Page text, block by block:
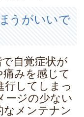
うがいいで
自覚症状が
みを感じて
行してしまっ
ージの少ない
なメンテナン